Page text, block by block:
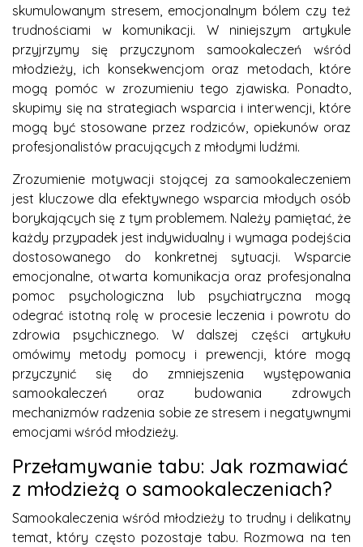
skumulowanym stresem, emocjonalnym bólem czy też
trudnościami w komunikacji. W niniejszym artykule
przyjrzymy się przyczynom samookaleczeń wśród
młodzieży, ich konsekwencjom oraz metodach, które
mogą pomóc w zrozumieniu tego zjawiska. Ponadto,
skupimy się na strategiach wsparcia i interwencji, które
mogą być stosowane przez rodziców, opiekunów oraz
profesjonalistów pracujących z młodymi ludźmi.
Zrozumienie motywacji stojącej za samookaleczeniem
jest kluczowe dla efektywnego wsparcia młodych osób
borykających się z tym problemem. Należy pamiętać, że
każdy przypadek jest indywidualny i wymaga podejścia
dostosowanego do konkretnej sytuacji. Wsparcie
emocjonalne, otwarta komunikacja oraz profesjonalna
pomoc psychologiczna lub psychiatryczna mogą
odegrać istotną rolę w procesie leczenia i powrotu do
zdrowia psychicznego. W dalszej części artykułu
omówimy metody pomocy i prewencji, które mogą
przyczynić się do zmniejszenia występowania
samookaleczeń oraz budowania zdrowych
mechanizmów radzenia sobie ze stresem i negatywnymi
emocjami wśród młodzieży.
Przełamywanie tabu: Jak rozmawiać
z młodzieżą o samookaleczeniach?
Samookaleczenia wśród młodzieży to trudny i delikatny
temat, który często pozostaje tabu. Rozmowa na ten